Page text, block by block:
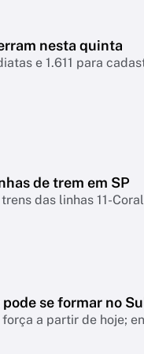
nesta quinta
e 1.611 para
de trem em SP
das linhas 11-
se formar no
a partir de hoje;